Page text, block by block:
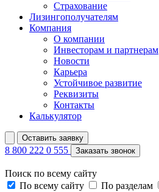
Страхование
Лизингополучателям
Компания
О компании
Инвесторам и партнерам
Новости
Карьера
Устойчивое развитие
Реквизиты
Контакты
Калькулятор
Оставить заявку
8 800 222 0 555 Заказать звонок
Поиск по всему сайту
По всему сайту
По разделам